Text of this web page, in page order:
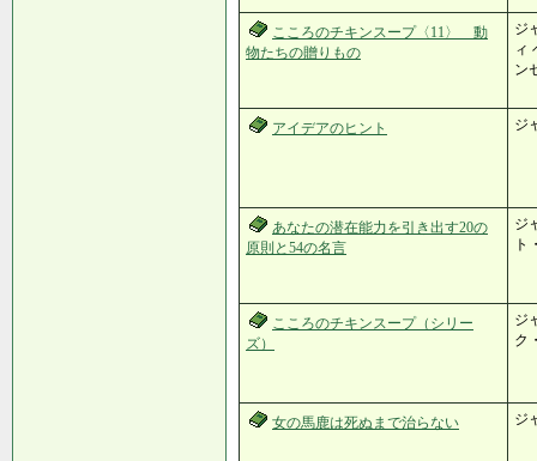
こころのチキンスープ〈11〉 動
物たちの贈りもの
ジ
ィ
ン
アイデアのヒント ジ
あなたの潜在能力を引き出す20の
原則と54の名言
ジ
ト
こころのチキンスープ（シリー
ズ）
ジ
ク
女の馬鹿は死ぬまで治らない ジ